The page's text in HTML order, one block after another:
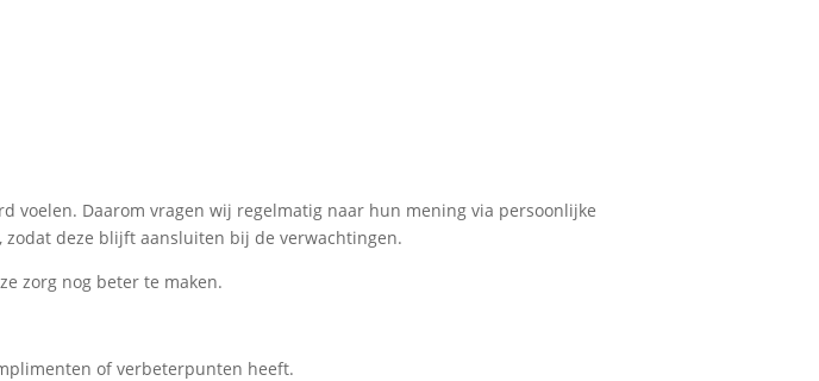
voelen. Daarom vragen wij regelmatig naar hun mening via persoonlijke
zodat deze blijft aansluiten bij de verwachtingen.
zorg nog beter te maken.
of verbeterpunten heeft.